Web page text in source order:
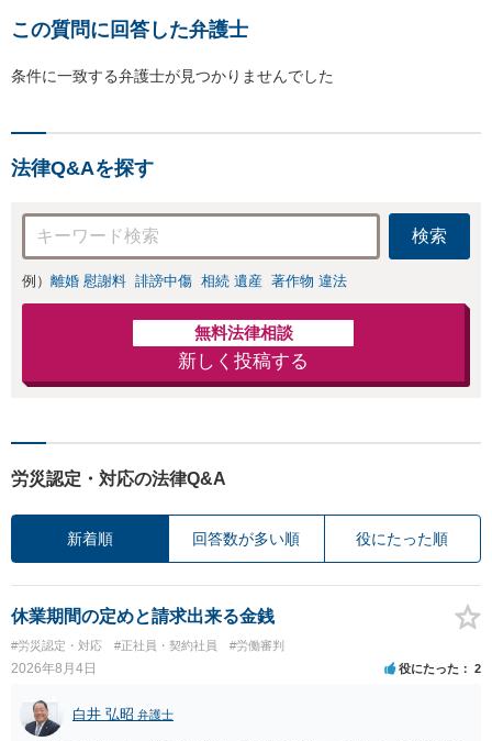
この質問に回答した弁護士
条件に一致する弁護士が見つかりませんでした
法律Q&Aを探す
検索
例） 離婚 慰謝料 誹謗中傷 相続 遺産 著作物 違法
無料法律相談
新しく投稿する
労災認定・対応の法律Q&A
新着順 回答数が多い順 役にたった順
休業期間の定めと請求出来る金銭
#労災認定・対応 #正社員・契約社員 #労働審判
2026年8月4日 役にたった 2
白井 弘昭 弁護士